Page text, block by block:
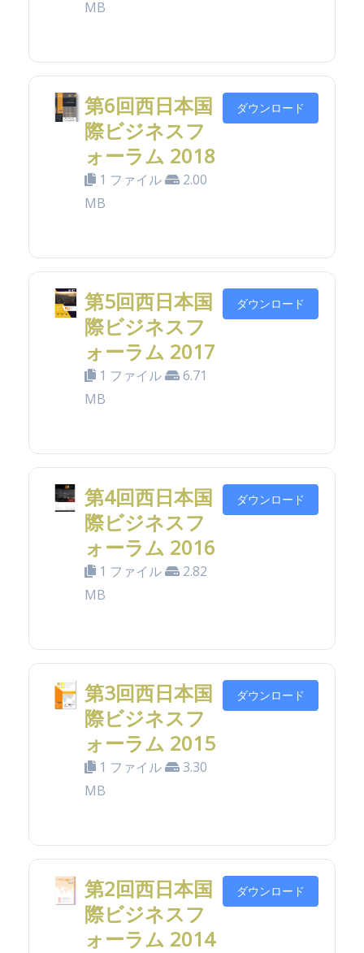
MB
第6回西日本国
際ビジネスフ
ォーラム 2018
1 ファイル
2.00
MB
ダウンロード
第5回西日本国
際ビジネスフ
ォーラム 2017
1 ファイル
6.71
MB
ダウンロード
第4回西日本国
際ビジネスフ
ォーラム 2016
1 ファイル
2.82
MB
ダウンロード
第3回西日本国
際ビジネスフ
ォーラム 2015
1 ファイル
3.30
MB
ダウンロード
第2回西日本国
際ビジネスフ
ォーラム 2014
ダウンロード